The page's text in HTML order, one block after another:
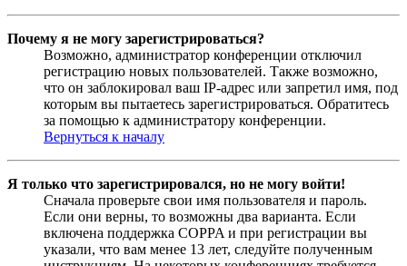
Почему я не могу зарегистрироваться?
Возможно, администратор конференции отключил
регистрацию новых пользователей. Также возможно,
что он заблокировал ваш IP-адрес или запретил имя, под
которым вы пытаетесь зарегистрироваться. Обратитесь
за помощью к администратору конференции.
Вернуться к началу
Я только что зарегистрировался, но не могу войти!
Сначала проверьте свои имя пользователя и пароль.
Если они верны, то возможны два варианта. Если
включена поддержка COPPA и при регистрации вы
указали, что вам менее 13 лет, следуйте полученным